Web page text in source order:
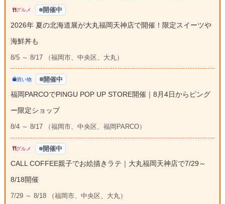
グルメ 開催中
2026年 夏の北海道展が大丸福岡天神店で開催！限定スイーツや
海鮮丼も
8/5 ～ 8/17 （福岡市、中央区、大丸）
買い物 開催中
福岡PARCOでPINGU POP UP STORE開催｜8月4日からピング
ー限定ショップ
8/4 ～ 8/17 （福岡市、中央区、福岡PARCO）
グルメ 開催中
CALL COFFEE親子でお絵描きラテ｜大丸福岡天神店で7/29～
8/18開催
7/29 ～ 8/18 （福岡市、中央区、大丸）